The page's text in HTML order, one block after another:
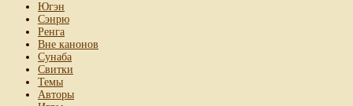
Югэн
Сэнрю
Ренга
Вне канонов
Сунаба
Свитки
Темы
Авторы